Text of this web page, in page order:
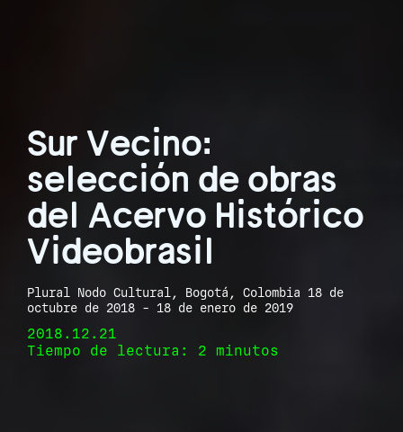
Sur Vecino:
selección de obras
del Acervo Histórico
Videobrasil
Plural Nodo Cultural, Bogotá, Colombia 18 de
octubre de 2018 - 18 de enero de 2019
2018.12.21
Tiempo de lectura: 2 minutos